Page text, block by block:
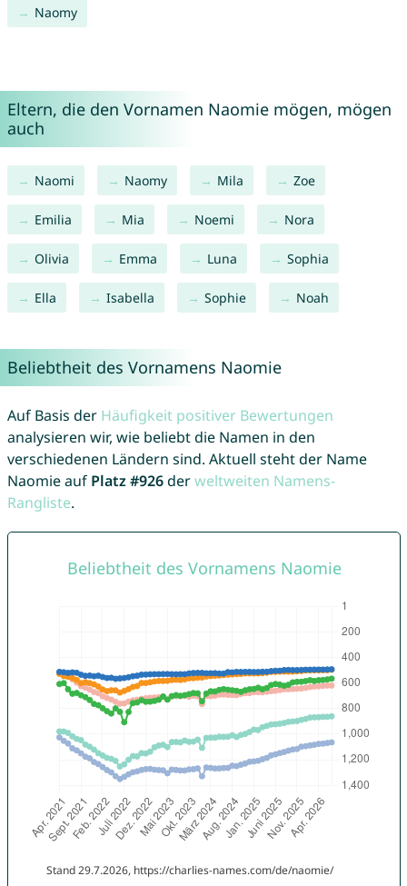
Naomy
Eltern, die den Vornamen Naomie mögen, mögen
auch
Naomi Naomy Mila Zoe
Emilia Mia Noemi Nora
Olivia Emma Luna Sophia
Ella Isabella Sophie Noah
Beliebtheit des Vornamens Naomie
Auf Basis der Häufigkeit positiver Bewertungen
analysieren wir, wie beliebt die Namen in den
verschiedenen Ländern sind. Aktuell steht der Name
Naomie auf Platz #926derweltweiten Namens-
Rangliste.